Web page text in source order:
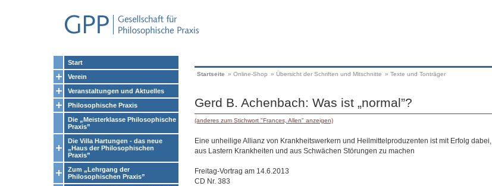
Start
Verein
Veranstaltungen und Aktuelles
Philosophische Praxis
Die „Meisterklasse Philosophische
Praxis”
Die Villa Hartungen - das neue
„Haus der Philosophischen
Praxis”
Zum „Lehrgang der
Philosophischen Praxis”
Startseite » Online-Shop » Übersicht der Schriften und Mitschnitte » Texte und Tonträger
Gerd B. Achenbach: Was ist „normal”?
(anderes zum Stichwort "Frances, Allen" anzeigen)
Eine unheilige Allianz von Krankheitswerkern und Heilmittelproduzenten ist mit Erfolg dabei,
aus Lastern Krankheiten und aus Schwächen Störungen zu machen
Freitag-Vortrag am 14.6.2013
CD Nr. 383